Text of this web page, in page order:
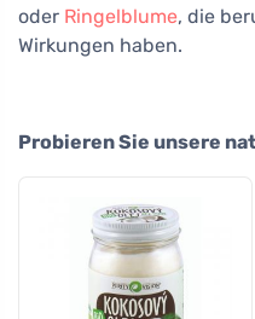
oder Ringelblume, die
Wirkungen haben.
Probieren Sie unsere